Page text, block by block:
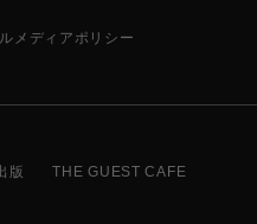
メディアポリシー
版 THE GUEST CAFE